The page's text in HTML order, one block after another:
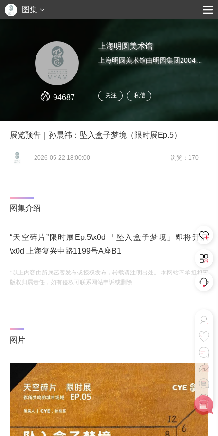
图集
94687
上海明圆美术馆
上海明圆美术馆由明园集团2004年投资创办。美术馆致力于中国当代艺术的研究与推广，发掘、培养优秀的艺术家，并为其发展提供良好的平台。这里是上海明圆美术馆官方公众号，关于美术馆的一切最新消息可以从这里获得。
关注 私信
展览预告｜孙晨祎：坠入盒子梦境（限时展Ep.5）
2026-05-22 18:00:00 浏览：170
图集介绍
“天空碎片”限时展Ep.5\x0d 「坠入盒子梦境」即将开启
\x0d 上海复兴中路1199号A座B1
*以上内容由所属艺客发布或授权发布，转载请注明出处。 本网站不承担相应
版权归属责任，如有侵权可联系网站申诉或删除
图片